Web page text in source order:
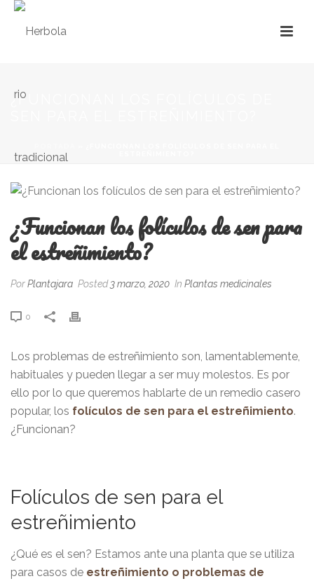
¿FUNCIONAN LOS FOLÍCULOS DE
¿Funcionan los folículos de sen para
el estreñimiento?
PorPlantajara Posted3 marzo, 2020 In Plantas medicinales
0
Los problemas de estreñimiento son, lamentablemente,
habituales y pueden llegar a ser muy molestos. Es por
ello por lo que queremos hablarte de un remedio casero
popular, los folículos de sen para el estreñimiento.
¿Funcionan?
Folículos de sen para el
estreñimiento
¿Qué es el sen? Estamos ante una planta que se utiliza
para casos de estreñimiento o problemas de